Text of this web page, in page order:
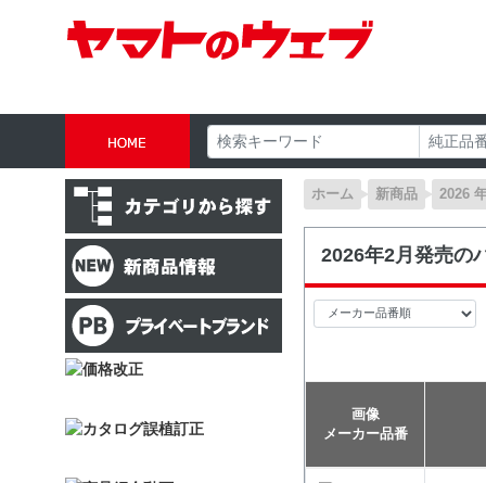
ホーム 新商品 2026
2026年2月発売の
画像
メーカー品番